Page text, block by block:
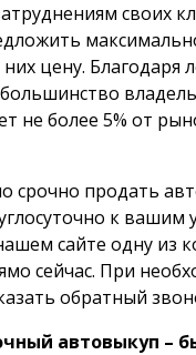
своих
цену. Благодаря
не более 5% от
срочно продать
к вашим
сайте одну из
сейчас. При
обратный
автовыкуп –